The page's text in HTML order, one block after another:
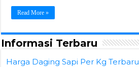
Read More »
Informasi Terbaru
Harga Daging Sapi Per Kg Terbaru